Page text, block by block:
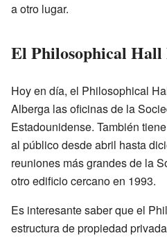
a otro lugar.
El Philosophical Hall
Hoy en día, el Philosophical
Alberga las oficinas de la
Estadounidense. También
al público desde abril hasta
reuniones más grandes de la
otro edificio cercano en 1993.
Es interesante saber que el
estructura de propiedad